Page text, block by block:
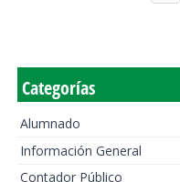
Categorías
Alumnado
Información General
Contador Público